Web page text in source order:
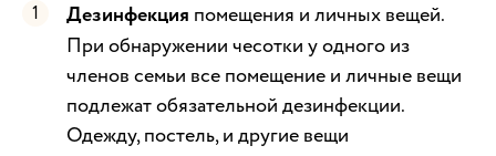
Дезинфекция помещения и личных вещей.
При обнаружении чесотки у одного из
членов семьи все помещение и личные вещи
подлежат обязательной дезинфекции.
Одежду, постель, и другие вещи